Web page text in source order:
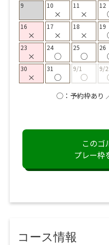
9 10
×
11
×
12
16
×
17
×
18
×
19
23
×
24
○
25
○
26
30
×
31
○
9/1
○
9/2
◯：予約枠あり
このゴ
プレー枠
コース情報